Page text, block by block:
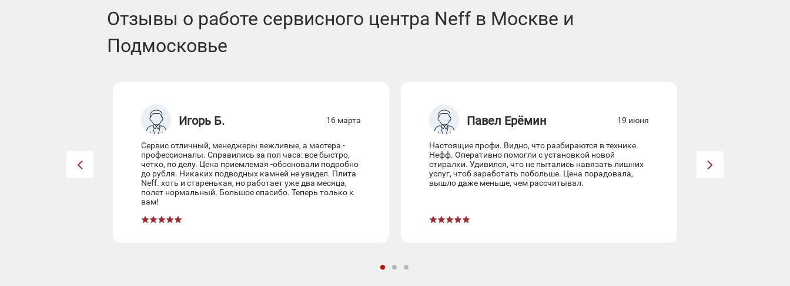
Отзывы о работе сервисного центра Neff в Москве и
Подмосковье
Игорь Б. 16 марта
Сервис отличный, менеджеры вежливые, а мастера -
профессионалы. Справились за пол часа: все быстро,
четко, по делу. Цена приемлемая -обосновали подробно
до рубля. Никаких подводных камней не увидел. Плита
Neff. хоть и старенькая, но работает уже два месяца,
полет нормальный. Большое спасибо. Теперь только к
вам!
Павел Ерёмин 19 июня
Настоящие профи. Видно, что разбираются в технике
Нефф. Оперативно помогли с установкой новой
стиралки. Удивился, что не пытались навязать лишних
услуг, чтоб заработать побольше. Цена порадовала,
вышло даже меньше, чем рассчитывал.